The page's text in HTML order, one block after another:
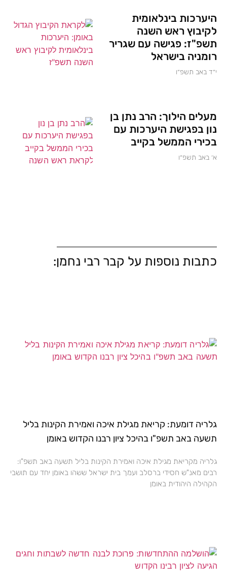
היערכות בינלאומית
לקיבוץ ראש השנה
תשפ"ז: פגישה עם שגריר
רומניה בישראל
י״ד באב תשפ״ו
מעלים הילוך: הרב נתן בן
נון בפגישת היערכות עם
בכירי הממשל בקייב
א׳ באב תשפ״ו
כתבות נוספות על קבר רבי נחמן:
גלריה דומעת: קריאת מגילת איכה ואמירת הקינות בליל
תשעה באב תשפ"ו בהיכל ציון רבנו הקדוש באומן
גלריה מקריאת מגילת איכה ואמירת הקינות בליל תשעה באב תשפ"ו:
רבים מאנ"ש חסידי ברסלב ועמך בית ישראל ששהו באומן יחד עם תושבי
הקהילה היהודית באומן